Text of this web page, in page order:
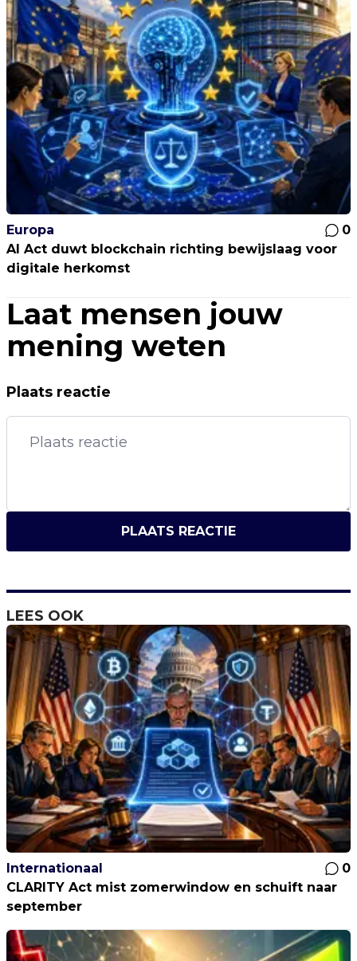
Europa
0
AI Act duwt blockchain richting bewijslaag voor
digitale herkomst
Laat mensen jouw
mening weten
Plaats reactie
PLAATS REACTIE
LEES OOK
Internationaal
0
CLARITY Act mist zomerwindow en schuift naar
september